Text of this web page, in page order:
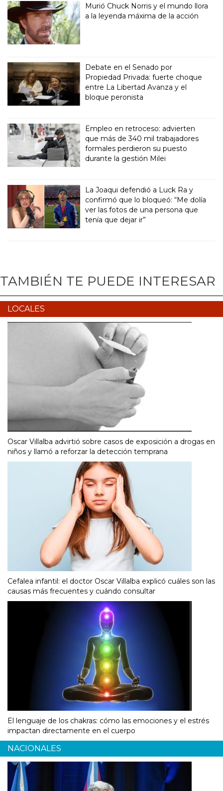
Murió Chuck Norris y el mundo llora
a la leyenda máxima de la acción
Debate en el Senado por
Propiedad Privada: fuerte choque
entre La Libertad Avanza y el
bloque peronista
Empleo en retroceso: advierten
que más de 340 mil trabajadores
formales perdieron su puesto
durante la gestión Milei
La Joaqui defendió a Luck Ra y
confirmó que lo bloqueó: “Me dolía
ver las fotos de una persona que
tenía que dejar ir”
TAMBIÉN TE PUEDE INTERESAR
LOCALES
Oscar Villalba advirtió sobre casos de exposición a drogas en
niños y llamó a reforzar la detección temprana
Cefalea infantil: el doctor Oscar Villalba explicó cuáles son las
causas más frecuentes y cuándo consultar
El lenguaje de los chakras: cómo las emociones y el estrés
impactan directamente en el cuerpo
NACIONALES